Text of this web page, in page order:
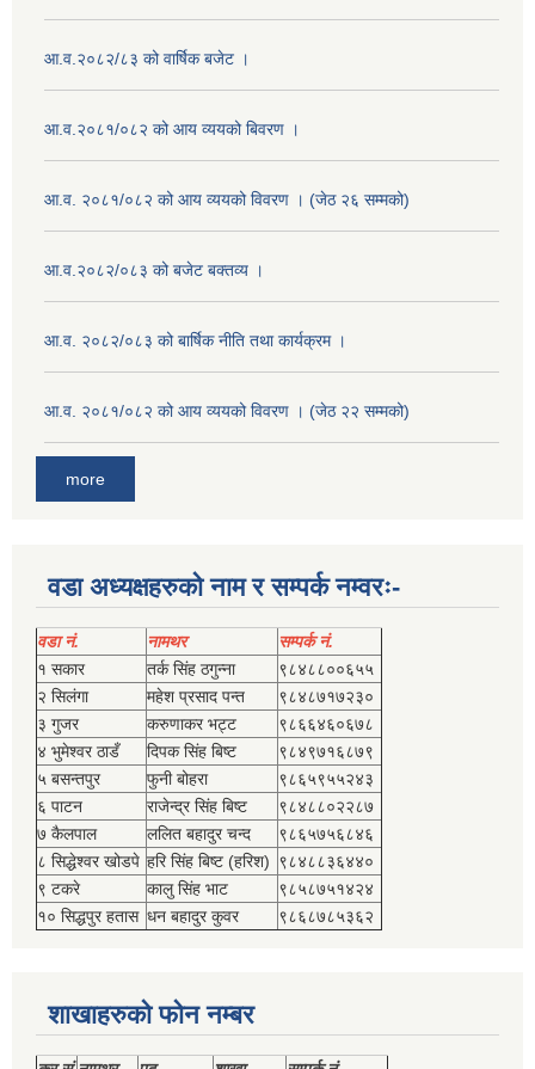
आ.व.२०८२/८३ को वार्षिक बजेट ।
आ.व.२०८१/०८२ को आय व्ययको बिवरण ।
आ.व. २०८१/०८२ को आय व्ययको विवरण । (जेठ २६ सम्मको)
आ.व.२०८२/०८३ को बजेट बक्तव्य ।
आ.व. २०८२/०८३ को बार्षिक नीति तथा कार्यक्रम ।
आ.व. २०८१/०८२ को आय व्ययको विवरण । (जेठ २२ सम्मको)
more
वडा अध्यक्षहरुको नाम र सम्पर्क नम्वरः-
वडा नं. नामथर
सम्पर्क नं.
१ सकार
तर्क सिंह ठगुन्‍ना
९८४८८००६५५
२ सिलंगा
महेश प्रसाद पन्त
९८४८७१७२३०
३ गुजर
करुणाकर भट्ट
९८६६४६०६७८
४ भुमेश्‍वर ठाडँ
दिपक सिंह बिष्‍ट
९८४९७१६८७९
५ बसन्तपुर
फुनी बोहरा
९८६५९५५२४३
६ पाटन
राजेन्द्र सिंह बिष्‍ट
९८४८८०२२८७
७ कैलपाल
ललित बहादुर चन्द
९८६५७५६८४६
८ सिद्धेश्‍वर खोडपे हरि सिंह बिष्‍ट (हरिश) ९८४८८३६४४०
९ टकरे
कालु सिंह भाट
९८५८७५१४२४
१० सिद्धपुर हतास धन बहादुर कुवर ९८६८७८५३६२
शाखाहरुको फोन नम्बर